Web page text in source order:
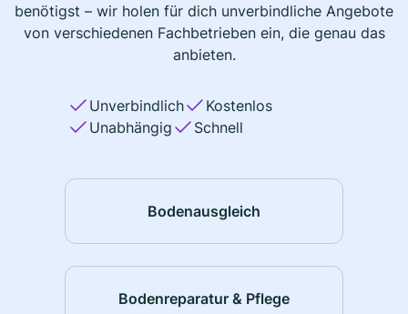
benötigst – wir holen für dich unverbindliche Angebote
von verschiedenen Fachbetrieben ein, die genau das
anbieten.
Unverbindlich
Kostenlos
Unabhängig
Schnell
Bodenausgleich
Bodenreparatur & Pflege